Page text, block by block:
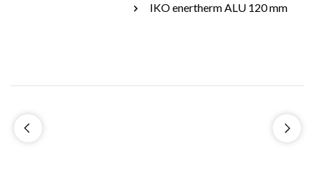
IKO enertherm ALU 120 mm